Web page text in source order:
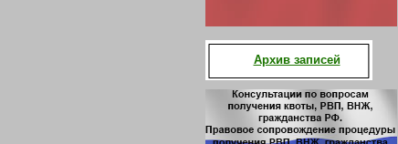
Архив записей